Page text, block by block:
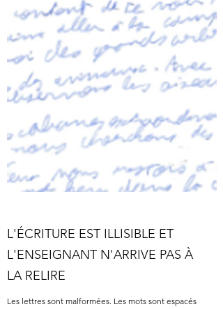
L'ÉCRITURE EST ILLISIBLE ET
L'ENSEIGNANT N'ARRIVE PAS À
LA RELIRE
Les lettres sont malformées. Les mots sont espacés